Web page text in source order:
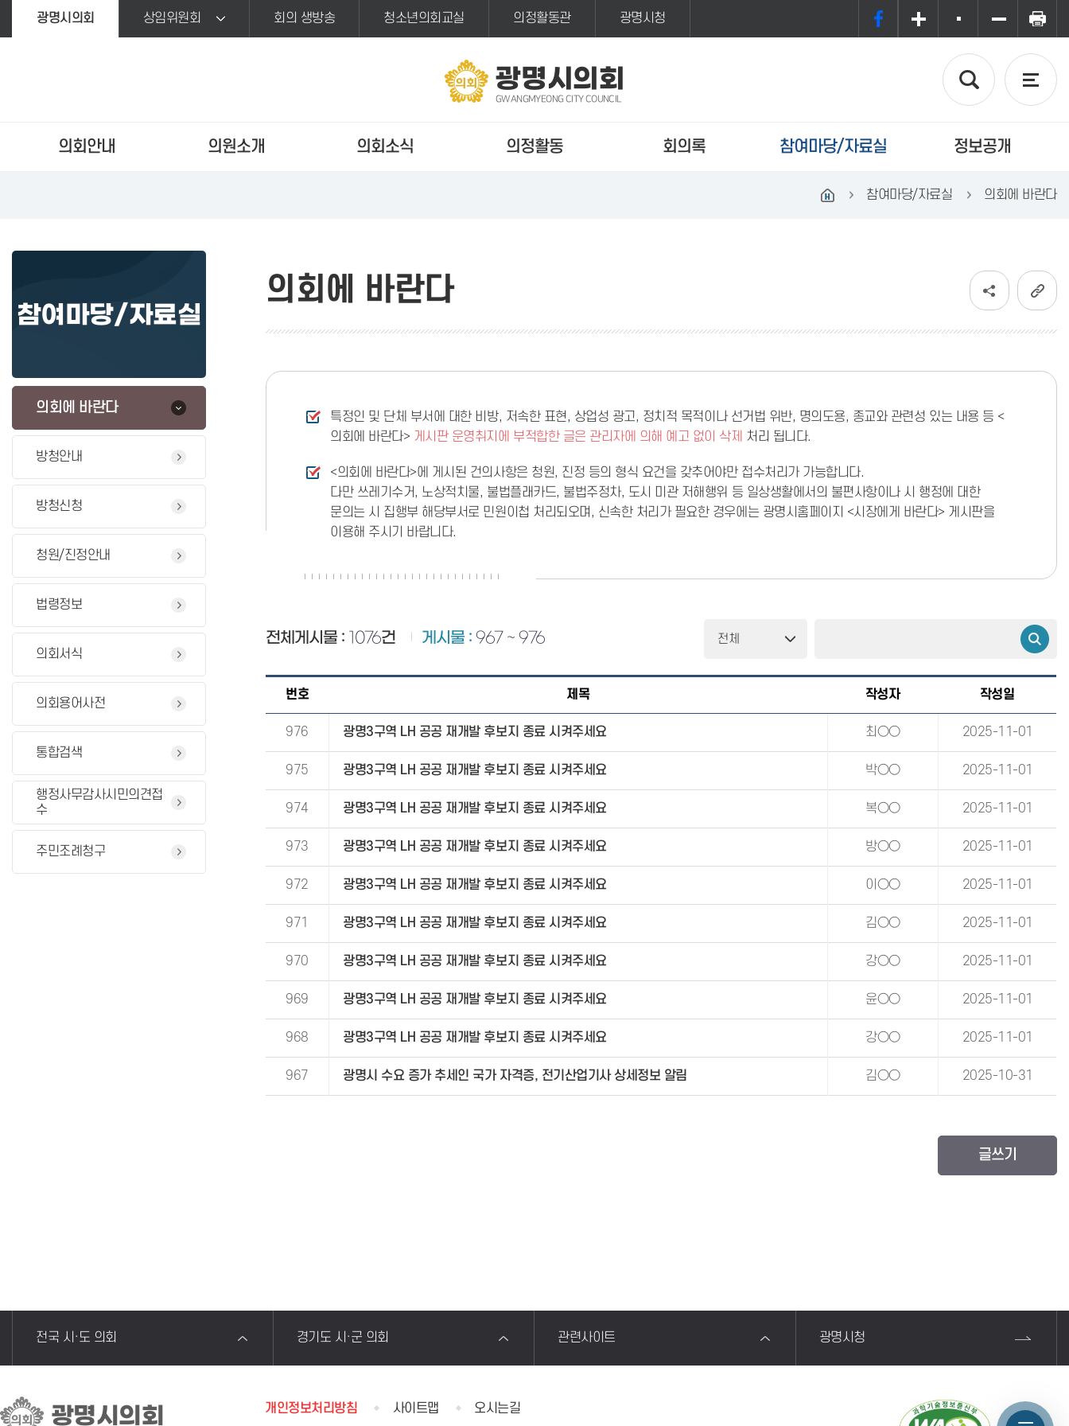
광명시의회 상임위원회 회의 생방송 청소년의회교실 의정활동관 광명시청
광명시의회
GWANGMYEONG CITY COUNCIL
의회안내 의원소개 의회소식 의정활동 회의록 참여마당/자료실 정보공개
참여마당/자료실 의회에 바란다
참여마당/자료실
의회에 바란다
방청안내
방청신청
청원/진정안내
법령정보
의회서식
의회용어사전
통합검색
행정사무감사시민의견접
수
주민조례청구
의회에 바란다
특정인 및 단체 부서에 대한 비방, 저속한 표현, 상업성 광고, 정치적 목적이나 선거법 위반, 명의도용, 종교와 관련성 있는 내용 등 <
의회에 바란다> 게시판 운영취지에 부적합한 글은 관리자에 의해 예고 없이 삭제 처리 됩니다.
<의회에 바란다>에 게시된 건의사항은 청원, 진정 등의 형식 요건을 갖추어야만 접수처리가 가능합니다.
다만 쓰레기수거, 노상적치물, 불법플래카드, 불법주정차, 도시 미관 저해행위 등 일상생활에서의 불편사항이나 시 행정에 대한
문의는 시 집행부 해당부서로 민원이첩 처리되오며, 신속한 처리가 필요한 경우에는 광명시홈페이지 <시장에게 바란다> 게시판을
이용해 주시기 바랍니다.
전체게시물 : 1076건 게시물 :967 ~ 976
번호 제목 작성자 작성일
976 광명3구역 LH 공공 재개발 후보지 종료 시켜주세요 최○○ 2025-11-01
975 광명3구역 LH 공공 재개발 후보지 종료 시켜주세요 박○○ 2025-11-01
974 광명3구역 LH 공공 재개발 후보지 종료 시켜주세요 복○○ 2025-11-01
973 광명3구역 LH 공공 재개발 후보지 종료 시켜주세요 방○○ 2025-11-01
972 광명3구역 LH 공공 재개발 후보지 종료 시켜주세요 이○○ 2025-11-01
971 광명3구역 LH 공공 재개발 후보지 종료 시켜주세요 김○○ 2025-11-01
970 광명3구역 LH 공공 재개발 후보지 종료 시켜주세요 강○○ 2025-11-01
969 광명3구역 LH 공공 재개발 후보지 종료 시켜주세요 윤○○ 2025-11-01
968 광명3구역 LH 공공 재개발 후보지 종료 시켜주세요 강○○ 2025-11-01
967 광명시 수요 증가 추세인 국가 자격증, 전기산업기사 상세정보 알림 김○○ 2025-10-31
글쓰기
전국 시·도 의회 경기도 시·군 의회 관련사이트 광명시청
광명시의회 개인정보처리방침 사이트맵 오시는길